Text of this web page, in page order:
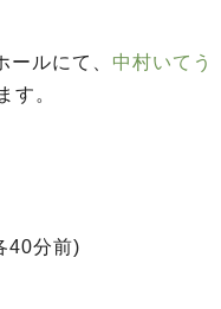
ルにて、 中村いてう
す。
40分前)